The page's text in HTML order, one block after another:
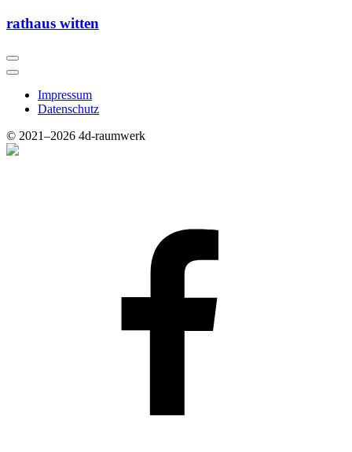
rathaus witten
Impressum
Datenschutz
© 2021–2026 4d-raumwerk